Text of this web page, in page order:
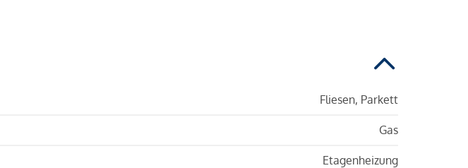
Fliesen, Parkett
Gas
Etagenheizung